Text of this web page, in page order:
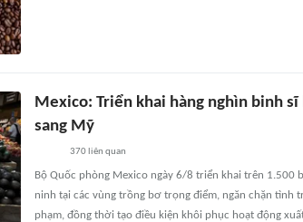
Mexico: Triển khai hàng nghìn binh
sang Mỹ
370 liên quan
Bộ Quốc phòng Mexico ngày 6/8 triển khai trên 1.500
ninh tại các vùng trồng bơ trọng điểm, ngăn chặn tình
phạm, đồng thời tạo điều kiện khôi phục hoạt động